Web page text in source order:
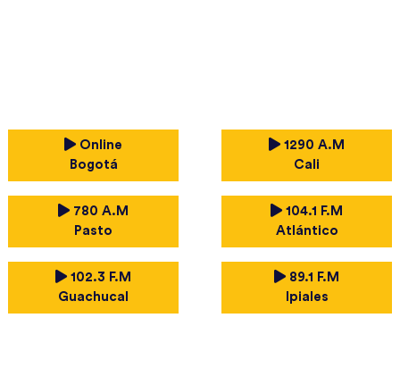
Online
Bogotá
1290 A.M
Cali
780 A.M
Pasto
104.1 F.M
Atlántico
102.3 F.M
Guachucal
89.1 F.M
Ipiales